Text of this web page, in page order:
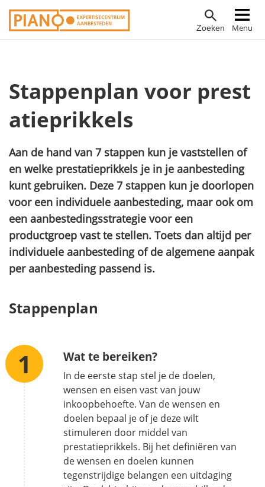
Overslaan
en
gaan
Zoeken Menu
Hoofdnavigatie
Stappenplan voor prest
atieprikkels
Aan de hand van 7 stappen kun je vaststellen of
en welke prestatieprikkels je in je aanbesteding
kunt gebruiken. Deze 7 stappen kun je doorlopen
voor een individuele aanbesteding, maar ook om
een aanbestedingsstrategie voor een
productgroep vast te stellen. Toets dan altijd per
individuele aanbesteding of de algemene aanpak
per aanbesteding passend is.
Stappenplan
Wat te bereiken?
In de eerste stap stel je de doelen,
wensen en eisen vast van jouw
inkoopbehoefte. Van de wensen en
doelen bepaal je of je deze wilt
stimuleren door middel van
prestatieprikkels. Bij het definiëren van
de wensen en doelen kunnen
tegenstrijdige belangen een uitdaging